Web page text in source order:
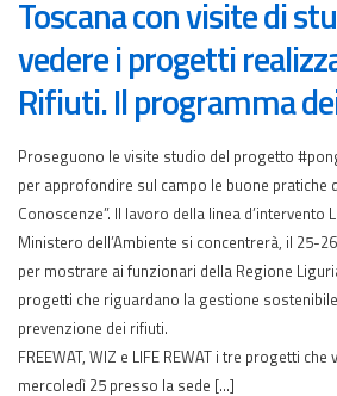
Toscana con visite di
vedere i progetti
Rifiuti. Il programma
Proseguono le visite studio del progetto
per approfondire sul campo le buone pratiche
Conoscenze”. Il lavoro della linea d’intervento
Ministero dell’Ambiente si concentrerà, il 25-
per mostrare ai funzionari della Regione
progetti che riguardano la gestione
prevenzione dei rifiuti.
FREEWAT, WIZ e LIFE REWAT i tre progetti
mercoledì 25 presso la sede […]